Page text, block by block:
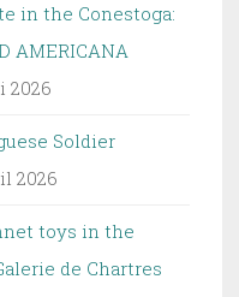
in the Conestoga:
AMERICANA
2026
Soldier
2026
toys in the
de Chartres